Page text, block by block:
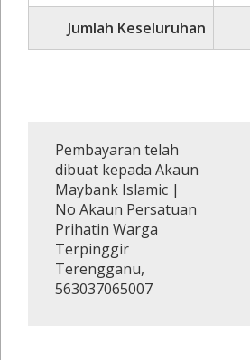
Jumlah Keseluruhan
Pembayaran telah
dibuat kepada Akaun
Maybank Islamic |
No Akaun Persatuan
Prihatin Warga
Terpinggir
Terengganu,
563037065007